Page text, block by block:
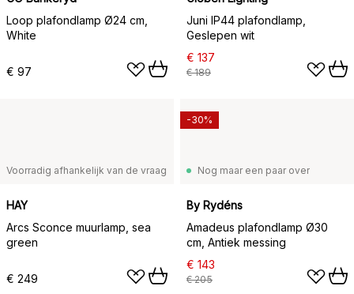
Loop plafondlamp Ø24 cm,
White
€ 97
Juni IP44 plafondlamp,
Geslepen wit
€ 137
€ 189
Voorradig afhankelijk van de vraag
HAY
Arcs Sconce muurlamp, sea
green
€ 249
Nog maar een paar over
By Rydéns
Amadeus plafondlamp Ø30
cm, Antiek messing
€ 143
€ 205
-30%